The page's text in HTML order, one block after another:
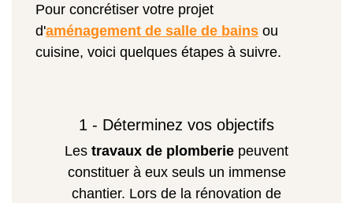
Pour concrétiser votre projet
d'aménagement de salle de bains ou
cuisine, voici quelques étapes à suivre.
1 - Déterminez vos objectifs
Les travaux de plomberie peuvent
constituer à eux seuls un immense
chantier. Lors de la rénovation de